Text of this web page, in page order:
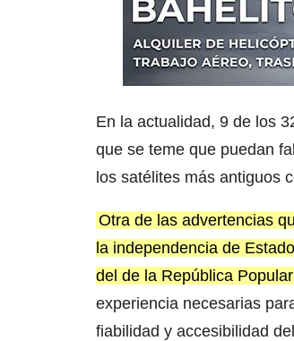
En la actualidad, 9 de los
que se teme que puedan
los satélites más antiguos
Otra de las advertencias
la independencia de
del de la República
experiencia necesarias
fiabilidad y accesibilidad